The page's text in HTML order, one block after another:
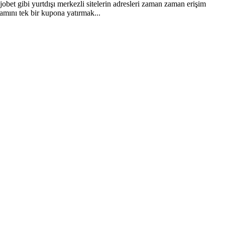
gibi yurtdışı merkezli sitelerin adresleri zaman zaman erişim
tek bir kupona yatırmak...